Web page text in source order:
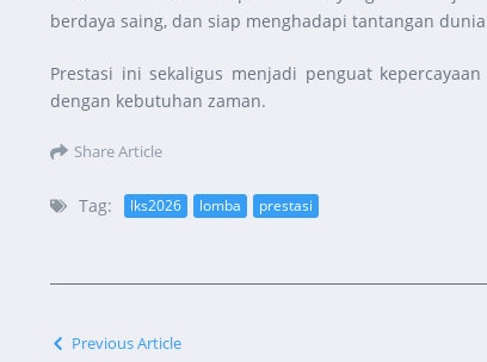
berdaya saing, dan siap menghadapi tantangan
Prestasi ini sekaligus menjadi penguat
dengan kebutuhan zaman.
Share Article
Tag: lks2026 lomba prestasi
Previous Article